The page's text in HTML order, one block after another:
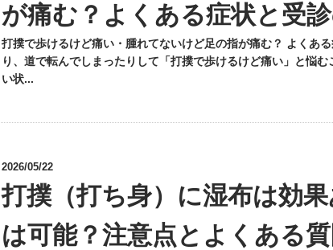
が痛む？よくある症状と受
打撲で歩けるけど痛い・腫れてないけど足の指が痛む？ よくあ
り、道で転んでしまったりして「打撲で歩けるけど痛い」と悩
い状...
2026/05/22
打撲（打ち身）に湿布は効
は可能？注意点とよくある質